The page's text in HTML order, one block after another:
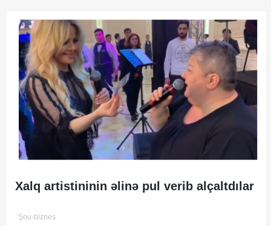
Xalq artistininin əlinə pul verib alçaltdılar
Şou-biznes